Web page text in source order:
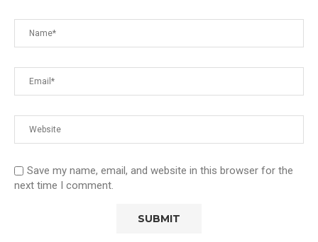
Save my name, email, and website in this browser for the
next time I comment.